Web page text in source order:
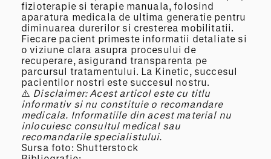
fizioterapie si terapie manuala, folosind
aparatura medicala de ultima generatie pentru
diminuarea durerilor si cresterea mobilitatii.
Fiecare pacient primeste informatii detaliate si
o viziune clara asupra procesului de
recuperare, asigurand transparenta pe
parcursul tratamentului. La Kinetic, succesul
pacientilor nostri este succesul nostru.
⚠️ Disclaimer: Acest articol este cu titlu
informativ si nu constituie o recomandare
medicala. Informatiiledin acest material nu
inlocuiescconsultul medical sau
recomandarilespecialistului.
Sursa foto: Shutterstock